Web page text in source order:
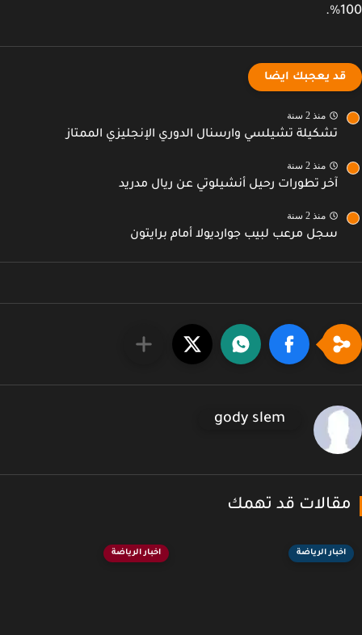
قد يعجبك ايضا
منذ 2 سنة
تشكيلة تشيلسي وارسنال الدوري الإنجليزي الممتاز
منذ 2 سنة
آخر تطورات رحيل أنشيلوتي عن ريال مدريد
منذ 2 سنة
سجل مرعب لبيب جوارديولا أمام برايتون
gody slem
قد تهمك
اخبار الرياضة اخبار الرياضة